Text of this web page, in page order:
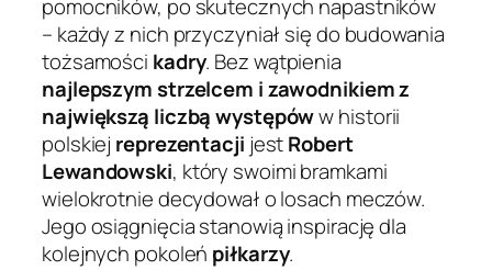
pomocników, po skutecznych napastników
– każdy z nich przyczyniał się do budowania
tożsamości kadry. Bez wątpienia
najlepszym strzelcem i zawodnikiem z
największą liczbą występóww historii
polskiej reprezentacji jestRobert
Lewandowski, który swoimi bramkami
wielokrotnie decydował o losach meczów.
Jego osiągnięcia stanowią inspirację dla
kolejnych pokoleń piłkarzy.